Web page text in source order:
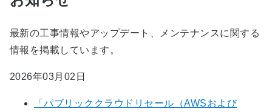
最新の工事情報やアップデート、メンテナンスに関する
情報を掲載しています。
2026年03月02日
「パブリッククラウドリセール（AWSおよび